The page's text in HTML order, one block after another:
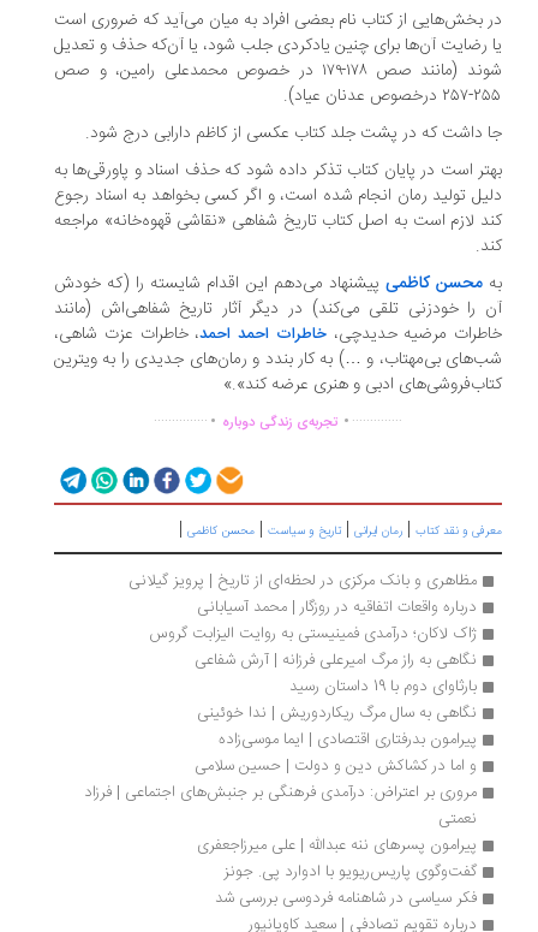
بخش‌هایی از کتاب نام بعضی افراد به میان می‌آید که ضروری است
رضایت آن‌ها برای چنین یادکردی جلب شود، یا آن‌که حذف و تعدیل
شوند (مانند صص ۱۷۸-۱۷۹ در خصوص محمدعلی رامین، و صص
داشت که در پشت جلد کتاب عکسی از کاظم دارابی درج شود.
است در پایان کتاب تذکر داده شود که حذف اسناد و پاورقی‌ها به
تولید رمان انجام شده است، و اگر کسی بخواهد به اسناد رجوع
لازم است به اصل کتاب تاریخ شفاهی «نقاشی قهوه‌خانه» مراجعه
محسن کاظمی پیشنهاد می‌دهم این اقدام شایسته را (که خودش
را خودزنی تلقی می‌کند) در دیگر آثار تاریخ شفاهی‌اش (مانند
مرضیه حدیدچی،خاطرات احمد احمد، خاطرات عزت شاهی،
بی‌مهتاب، و …) به کار بندد و رمان‌های جدیدی را به ویترین
ادبی و هنری عرضه کند».»
................تجربه‌ی زندگی دوباره ...............
و نقد کتاب|رمان ایرانی|تاریخ و سیاست |محسن کاظمی|
مظاهری و بانک مرکزی در لحظه‌ای از تاریخ | پرویز گیلانی
درباره واقعات اتفاقیه در روزگار | محمد آسیابانی
ژاک لاکان؛ درآمدی فمینیستی به روایت الیزابت گروس
نگاهی به راز مرگ امیرعلی فرزانه | آرش شفاعی
بارثاوای دوم با 19 داستان رسید
نگاهی به سال مرگ ریکاردوریش | ندا خوئینی
پیرامون بدرفتاری اقتصادی | ایما موسی‌زاده
و اما در کشاکش دین و دولت | حسین سلامی
مروری بر اعتراض: درآمدی فرهنگی بر جنبش‌های اجتماعی | فرزاد
پیرامون پسرهای ننه عبدالله | علی میرزاجعفری
گفت‌وگوی پاریس‌ریویو با ادوارد پی. جونز
فکر سیاسی در شاهنامه فردوسی بررسی شد
درباره تقویم تصادفی | سعید کاویانپور